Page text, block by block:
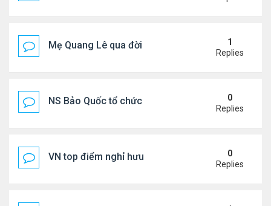
Mẹ Quang Lê qua đời sau 2 năm đột quỵ. 1
Replies
NS Bảo Quốc tổ chức sn cho bà xã
0
Replies
VN top điểm nghỉ hưu lý tưởng cho người Mỹ
0
Replies